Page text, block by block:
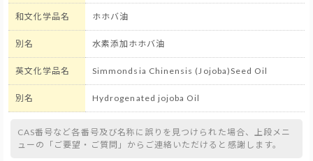
和文化学品名 ホホバ油
別名 水素添加ホホバ油
英文化学品名 Simmondsia Chinensis (Jojoba)Seed Oil
別名 Hydrogenated jojoba Oil
CAS番号など各番号及び名称に誤りを見つけられた場合、上段メニ
ューの「ご要望・ご質問」からご連絡いただけると感謝します。